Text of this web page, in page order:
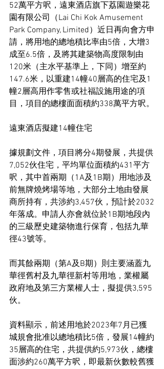
52萬平方呎，遠東酒店旗下荔園遊樂花
園有限公司（Lai Chi Kok Amusement
Park Company, Limited）近日再向會方申
請，將用地的總地積比率由5倍，大增3
成至6.5倍，及將其建築物高度限制由
120米（主水平基準上，下同）增至約
147.6米，以重建14幢40層高的住宅及1
幢2層高用作零售或社福設施用途的項
目，項目的總樓面面積約338萬平方呎。
遠東酒店擬建14幢住宅
據規劃文件，項目將分4期發展，共提供
7,052伙住宅，平均單位面積約431平方
呎，其中首兩期（1A及1B期）用地涉及
前無牌燒烤場等地，大部分土地由發展
商所持有，共涉約3,457伙，預計於2032
年落成。申請人亦會就位於1B期地段內
的三級歷史建築物進行保育，包括九華
徑43號等。
而其餘兩期（第A及B期）則主要涵蓋九
華徑舊村及九華徑新村等用地，業權屬
政府地及第三方業權人士，擬提供3,595
伙。
資料顯示，前述用地於2023年7月已獲
城規會批准以總地積比5倍，發展14幢約
35層高的住宅，共提供約5,973伙，總樓
面涉約260萬平方呎，即最新伙數較舊獲